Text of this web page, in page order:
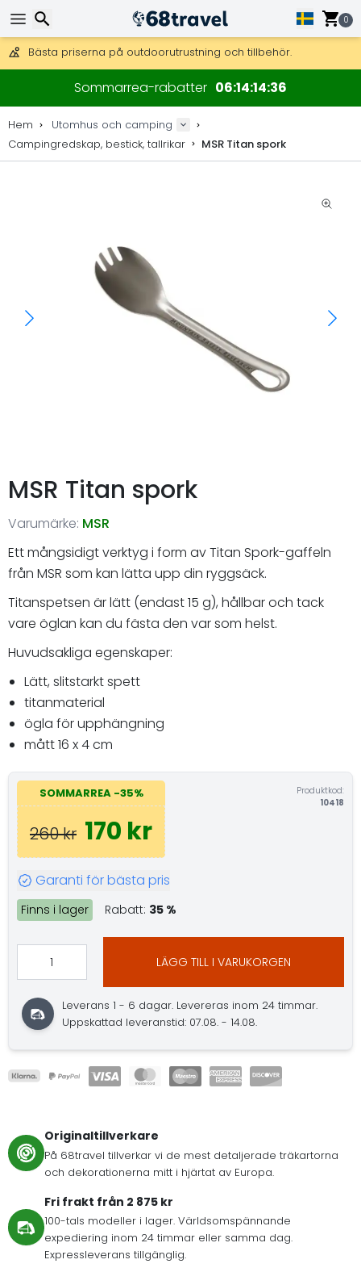
0
DHL Express över natten är också tillgängligt.
30 dagar för retur, 90 dagar för träkartor och dekorationer.
Bästa priserna på outdoorutrustning och tillbehör.
Sommarrea-rabatter 06 14 14 35
Hem
Utomhus och camping
Campingredskap, bestick, tallrikar
MSR Titan spork
MSR Titan spork
Varumärke: MSR
Ett mångsidigt verktyg i form av Titan Spork-gaffeln
från MSR som kan lätta upp din ryggsäck.
Titanspetsen är lätt (endast 15 g), hållbar och tack
vare öglan kan du fästa den var som helst.
Huvudsakliga egenskaper:
Lätt, slitstarkt spett
titanmaterial
ögla för upphängning
mått 16 x 4 cm
SOMMARREA -35%
260 kr 170 kr
Produktkod:
10418
Garanti för bästa pris
Finns i lager Rabatt: 35 %
LÄGG TILL I VARUKORGEN
Leverans 1 - 6 dagar. Levereras inom 24 timmar.
Uppskattad leveranstid: 07.08. - 14.08.
Originaltillverkare
På 68travel tillverkar vi de mest detaljerade träkartorna
och dekorationerna mitt i hjärtat av Europa.
Fri frakt från 2 875 kr
100-tals modeller i lager. Världsomspännande
expediering inom 24 timmar eller samma dag.
Expressleverans tillgänglig.